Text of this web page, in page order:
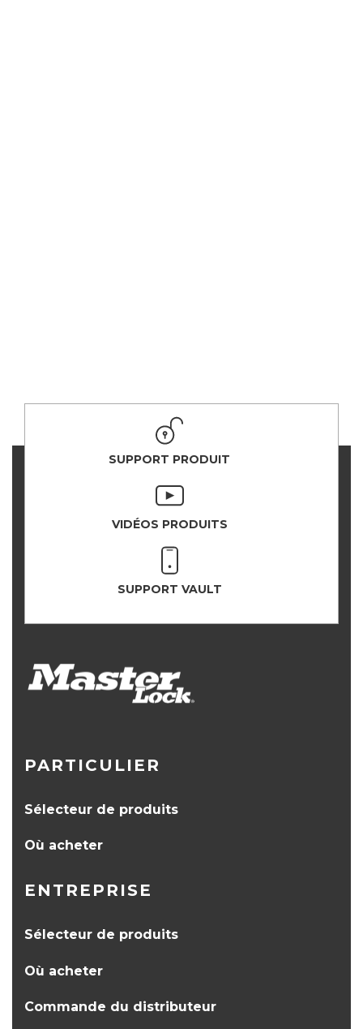
SUPPORT PRODUIT
VIDÉOS PRODUITS
SUPPORT VAULT
PARTICULIER
Sélecteur de produits
Où acheter
ENTREPRISE
Sélecteur de produits
Où acheter
Commande du distributeur